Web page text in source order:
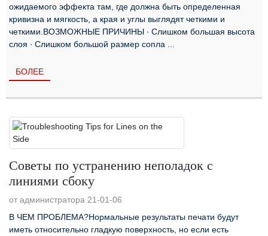
ожидаемого эффекта там, где должна быть определенная
кривизна и мягкость, а края и углы выглядят четкими и
четкими.ВОЗМОЖНЫЕ ПРИЧИНЫ ∙ Слишком большая высота
слоя ∙ Слишком большой размер сопла ...
БОЛЕЕ
Советы по устранению неполадок с
линиями сбоку
от администратора 21-01-06
В ЧЕМ ПРОБЛЕМА?Нормальные результаты печати будут
иметь относительно гладкую поверхность, но если есть